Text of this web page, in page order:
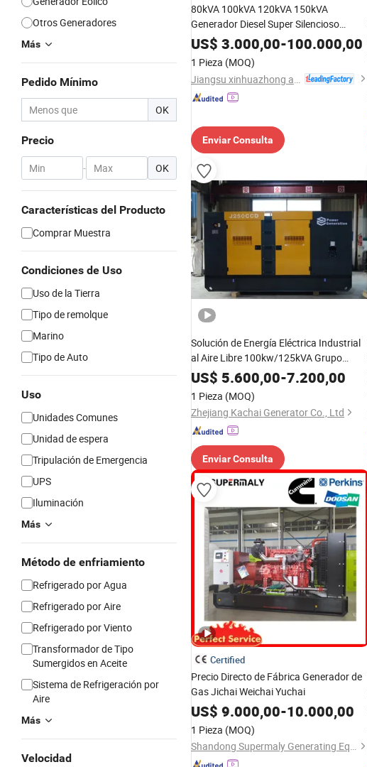
Otros Generadores
Más
Pedido Mínimo
OK
Precio
- OK
Características del Producto
Comprar Muestra
Condiciones de Uso
Uso de la Tierra
Tipo de remolque
Marino
Tipo de Auto
Uso
Unidades Comunes
Unidad de espera
Tripulación de Emergencia
UPS
Iluminación
Más
Método de enfriamiento
Refrigerado por Agua
Refrigerado por Aire
Refrigerado por Viento
Transformador de Tipo
Sumergidos en Aceite
Sistema de Refrigeración por
Aire
Más
Velocidad
80kVA 100kVA 120kVA 150kVA
Generador Diesel Super Silencioso
Precio del Conjunto de Generadores
Diesel
US$ 3.000,00-100.000,00
1 Pieza (MOQ)
Enviar Consulta
Solución de Energía Eléctrica Industrial
al Aire Libre 100kw/125kVA Grupo
Generador Diesel
US$ 5.600,00-7.200,00
1 Pieza (MOQ)
Zhejiang Kachai Generator Co., Ltd
Enviar Consulta
Certified
Precio Directo de Fábrica Generador de
Gas Jichai Weichai Yuchai
US$ 9.000,00-10.000,00
1 Pieza (MOQ)
Shandong Supermaly Generating Equipment Co., Ltd